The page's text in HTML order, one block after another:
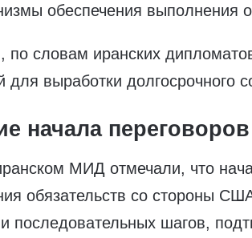
обеспечения выполнения
по словам иранских
для выработки долгосрочного
начала
МИД отмечали, что
обязательств со стороны
и последовательных шагов,